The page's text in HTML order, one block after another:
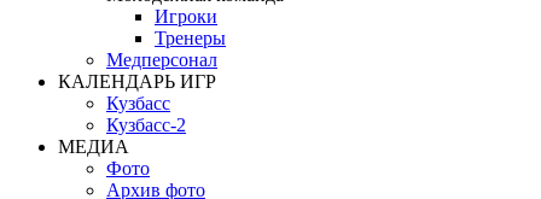
Игроки
Тренеры
Медперсонал
КАЛЕНДАРЬ ИГР
Кузбасс
Кузбасс-2
МЕДИА
Фото
Архив фото